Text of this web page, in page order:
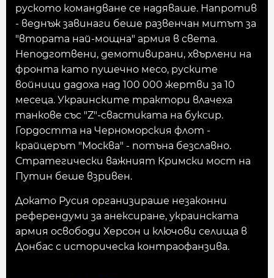
руското командване се надяваше. Напротив
- веднъж завинаги беше развенчан митът за
"втората най-мощна" армия в света.
Неподготвени, демотивирани, хвърлени на
фронта като пушечно месо, руските
войници дадоха над 100 000 жертви за 10
месеца. Украинските трактори влачеха
танкове със "Z"-свастиката на буксир.
Гордостта на Черноморския флот -
крайцерът "Москва" - потъна безславно.
Стратегически важният Кримски мост на
Путин беше взривен.
Докато Русия организираше незаконни
референдуми за анексиране, украинската
армия освободи Херсон и ключови селища в
Донбас с историческа контраофанзива.